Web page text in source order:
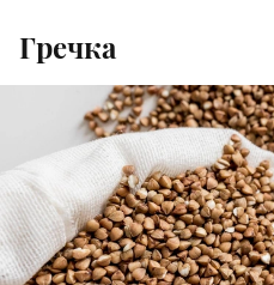
Гречка